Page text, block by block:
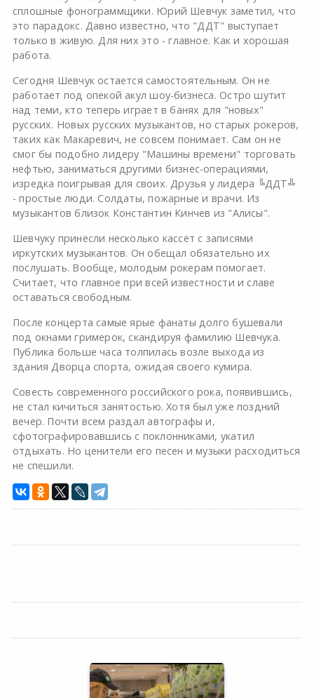
сплошные фонограммщики. Юрий Шевчук заметил, что
это парадокс. Давно известно, что "ДДТ" выступает
только в живую. Для них это - главное. Как и хорошая
работа.
Сегодня Шевчук остается самостоятельным. Он не
работает под опекой акул шоу-бизнеса. Остро шутит
над теми, кто теперь играет в банях для "новых"
русских. Новых русских музыкантов, но старых рокеров,
таких как Макаревич, не совсем понимает. Сам он не
смог бы подобно лидеру "Машины времени" торговать
нефтью, заниматься другими бизнес-операциями,
изредка поигрывая для своих. Друзья у лидера ╚ДДТ╩
- простые люди. Солдаты, пожарные и врачи. Из
музыкантов близок Константин Кинчев из "Алисы".
Шевчуку принесли несколько кассет с записями
иркутских музыкантов. Он обещал обязательно их
послушать. Вообще, молодым рокерам помогает.
Считает, что главное при всей известности и славе
оставаться свободным.
После концерта самые ярые фанаты долго бушевали
под окнами гримерок, скандируя фамилию Шевчука.
Публика больше часа толпилась возле выхода из
здания Дворца спорта, ожидая своего кумира.
Совесть современного российского рока, появившись,
не стал кичиться занятостью. Хотя был уже поздний
вечер. Почти всем раздал автографы и,
сфотографировавшись с поклонниками, укатил
отдыхать. Но ценители его песен и музыки расходиться
не спешили.